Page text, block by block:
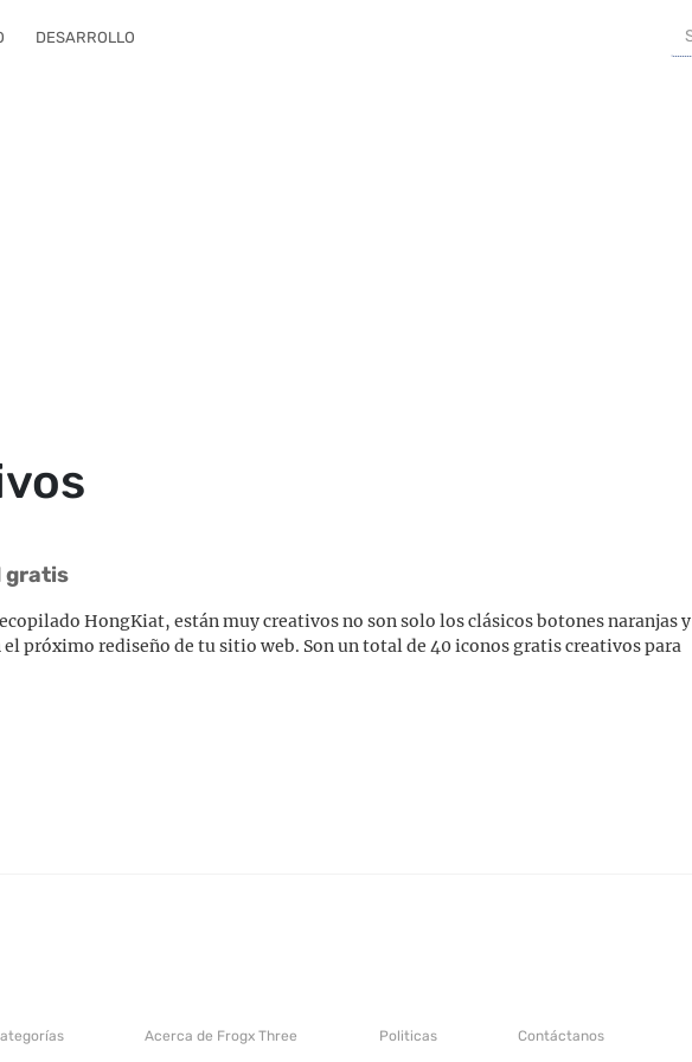
DESARROLLO
gratis
HongKiat, están muy creativos no son solo los clásicos botones naranjas y
próximo rediseño de tu sitio web. Son un total de 40 iconos gratis creativos para
Acerca de Frogx Three Politicas Contáctanos